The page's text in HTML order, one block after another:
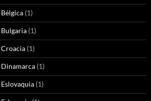
(1)
(1)
(1)
(1)
(1)